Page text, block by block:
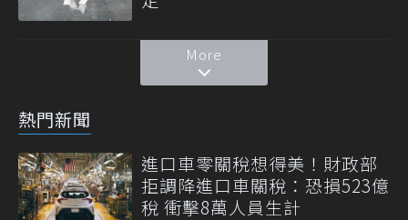
More
熱門新聞
進口車零關稅想得美！財政部
拒調降進口車關稅：恐損523億
稅 衝擊8萬人員生計